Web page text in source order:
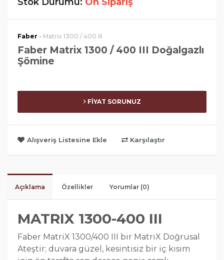
Faber - Matrix 1300 / 400 III
Faber Matrix 1300 / 400 III Doğalgazlı
Şömine
FİYAT SORUNUZ
Alışveriş Listesine Ekle Karşılaştır
Açıklama Özellikler Yorumlar (0)
MATRIX 1300-400 III
Faber MatriX 1300/400 III bir MatriX Doğrusal
Ateştir; duvara güzel, kesintisiz bir iç kısım